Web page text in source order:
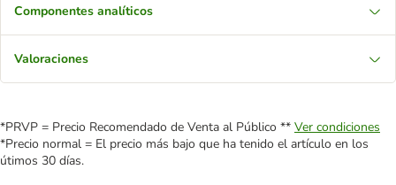
Componentes analíticos
Valoraciones
*PRVP = Precio Recomendado de Venta al Público ** Ver condiciones
*Precio normal = El precio más bajo que ha tenido el artículo en los
útimos 30 días.